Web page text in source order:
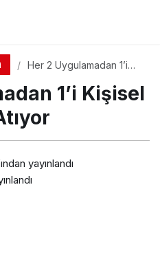
Her 2 Uygulamadan 1’i
Atıyor1’i Kişisel
yayınlandı